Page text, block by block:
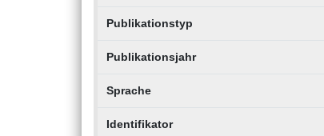
Publikationstyp
Publikationsjahr
Sprache
Identifikator